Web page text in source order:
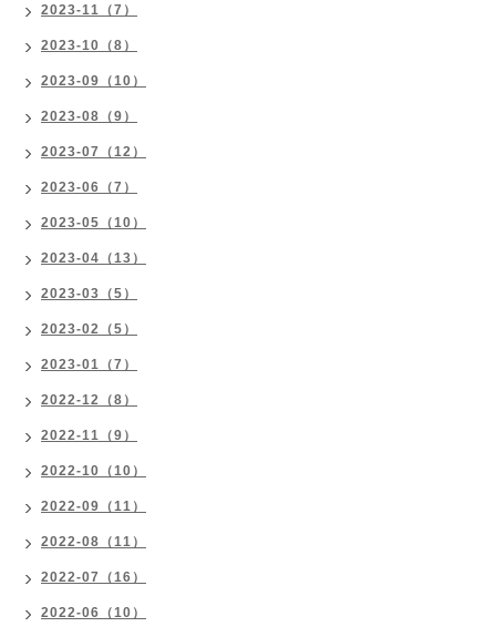
2023-11（7）
2023-10（8）
2023-09（10）
2023-08（9）
2023-07（12）
2023-06（7）
2023-05（10）
2023-04（13）
2023-03（5）
2023-02（5）
2023-01（7）
2022-12（8）
2022-11（9）
2022-10（10）
2022-09（11）
2022-08（11）
2022-07（16）
2022-06（10）